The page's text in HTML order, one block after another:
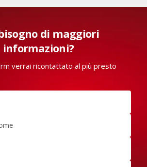
di maggiori
informazioni?
verrai ricontattato al più presto